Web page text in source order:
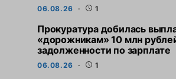
06.08.26 1
Прокуратура добилась
«дорожникам» 10 млн
задолженности по зарплате
06.08.26 1